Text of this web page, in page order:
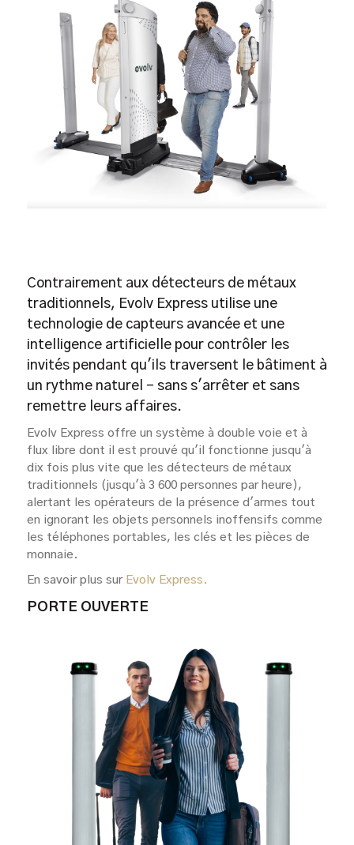
Contrairement aux détecteurs de métaux
traditionnels, Evolv Express utilise une
technologie de capteurs avancée et une
intelligence artificielle pour contrôler les
invités pendant qu'ils traversent le bâtiment à
un rythme naturel - sans s'arrêter et sans
remettre leurs affaires.
Evolv Express offre un système à double voie et à
flux libre dont il est prouvé qu'il fonctionne jusqu'à
dix fois plus vite que les détecteurs de métaux
traditionnels (jusqu'à 3 600 personnes par heure),
alertant les opérateurs de la présence d'armes tout
en ignorant les objets personnels inoffensifs comme
les téléphones portables, les clés et les pièces de
monnaie.
En savoir plus sur Evolv Express.
PORTE OUVERTE